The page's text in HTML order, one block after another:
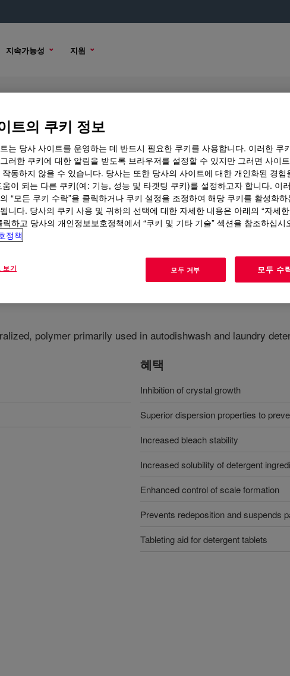
지속가능성 지원
션
polymer primarily used in autodishwash and laundry
혜택
Inhibition of crystal growth
Superior dispersion properties to
Increased bleach stability
Increased solubility of detergent
Enhanced control of scale formation
Prevents redeposition and suspends
Tableting aid for detergent tablets
트의 쿠키 정보
는 당사 사이트를 운영하는 데 반드시 필요한 쿠키를 사용합니다. 이러한 쿠
러한 쿠키에 대한 알림을 받도록 브라우저를 설정할 수 있지만 그러면 사이
작동하지 않을 수 있습니다. 당사는 또한 당사의 사이트에 대한 개인화된 경험
이 되는 다른 쿠키(예: 기능, 성능 및 타겟팅 쿠키)를 설정하고자 합니다. 이
“모든 쿠키 수락”을 클릭하거나 쿠키 설정을 조정하여 해당 쿠키를 활성화하
니다. 당사의 쿠키 사용 및 귀하의 선택에 대한 자세한 내용은 아래의 “자세
릭하고 당사의 개인정보보호정책에서 “쿠키 및 기타 기술” 섹션을 참조하십시
정책
보기 모두 거부 모두 수